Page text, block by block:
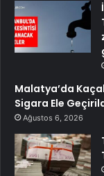
Malatya’da
Sigara Ele
Ağustos 6, 2026